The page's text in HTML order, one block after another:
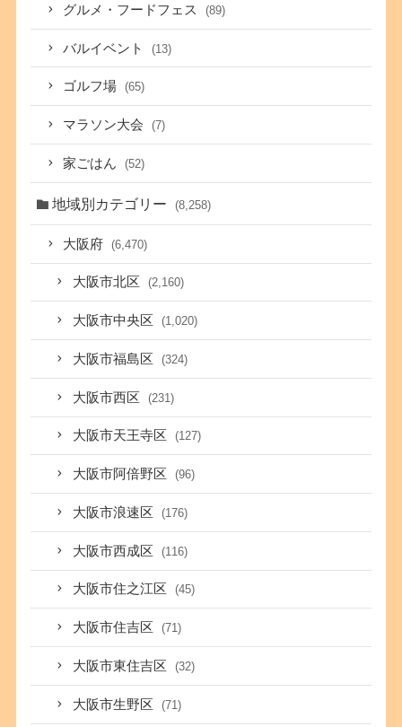
グルメ・フードフェス (89)
バルイベント (13)
ゴルフ場 (65)
マラソン大会 (7)
家ごはん (52)
地域別カテゴリー (8,258)
大阪府 (6,470)
大阪市北区 (2,160)
大阪市中央区 (1,020)
大阪市福島区 (324)
大阪市西区 (231)
大阪市天王寺区 (127)
大阪市阿倍野区 (96)
大阪市浪速区 (176)
大阪市西成区 (116)
大阪市住之江区 (45)
大阪市住吉区 (71)
大阪市東住吉区 (32)
大阪市生野区 (71)